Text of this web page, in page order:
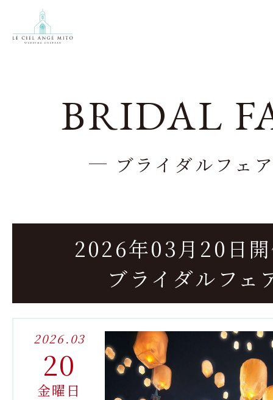
BRIDAL
ブライダルフェ
2026年03月20日
ブライダルフェ
2026.03
20
金曜日